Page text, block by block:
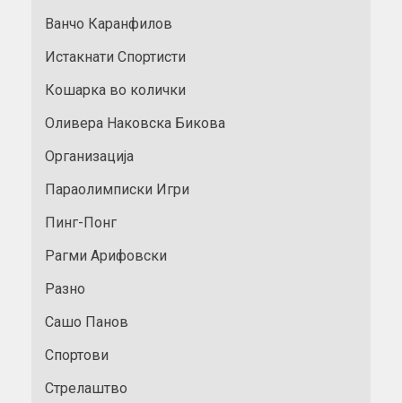
Ванчо Каранфилов
Истакнати Спортисти
Кошарка во колички
Оливера Наковска Бикова
Организација
Параолимписки Игри
Пинг-Понг
Рагми Арифовски
Разно
Сашо Панов
Спортови
Стрелаштво